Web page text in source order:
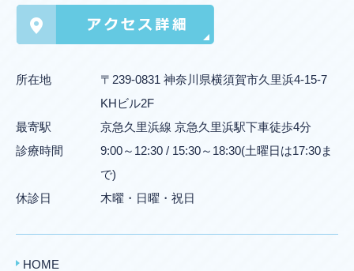
所在地
〒239-0831 神奈川県横須賀市久里浜4-15-7
KHビル2F
最寄駅
京急久里浜線 京急久里浜駅下車徒歩4分
診療時間
9:00～12:30 / 15:30～18:30(土曜日は17:30ま
で)
休診日
木曜・日曜・祝日
HOME